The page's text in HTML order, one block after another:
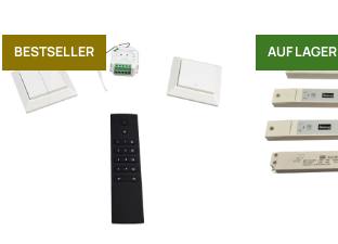
BESTSELLER AUF LAGER